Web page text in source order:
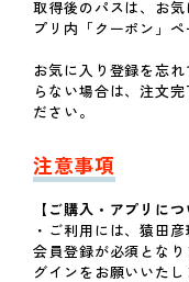
取得後のパスは、お
プリ内「クーポン」
お気に入り登録を忘
らない場合は、注文
ださい。
注意事項
【ご購入・アプリにつ
・ご利用には、猿田
会員登録が必須とな
グインをお願いいたし